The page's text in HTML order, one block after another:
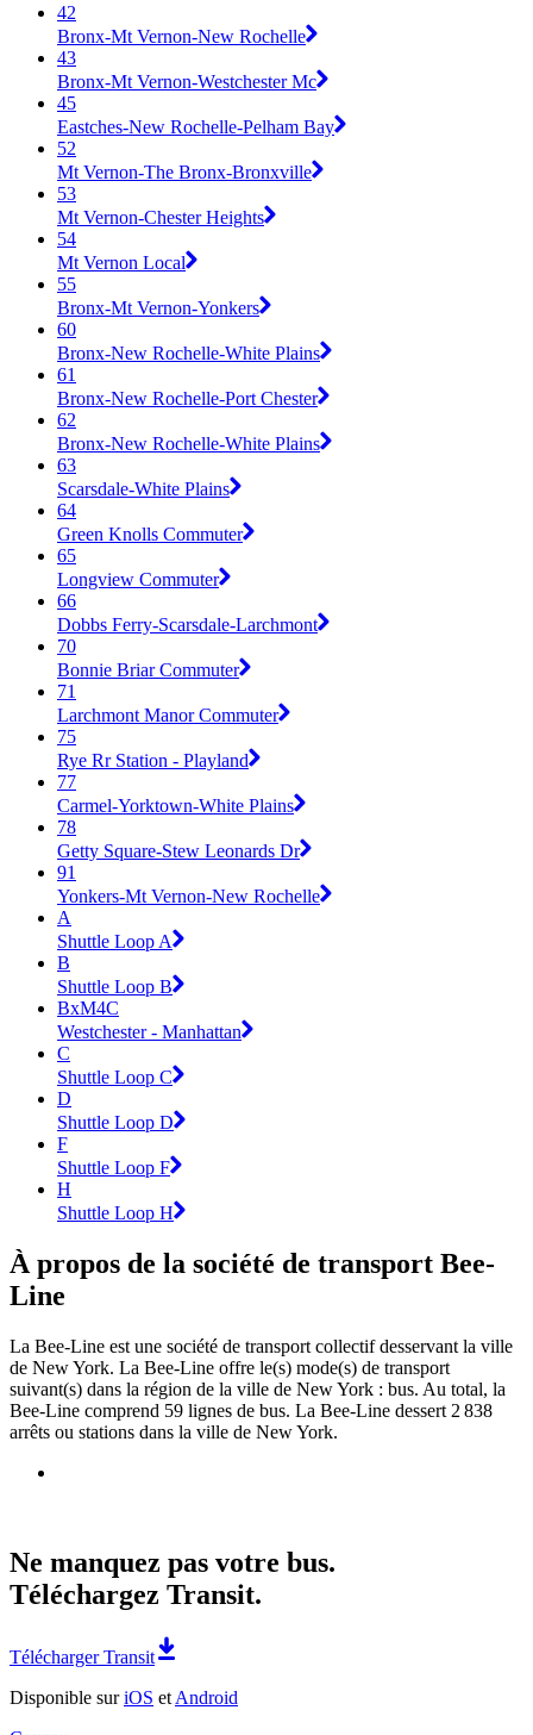
42
Bronx-Mt Vernon-New Rochelle
43
Bronx-Mt Vernon-Westchester Mc
45
Eastches-New Rochelle-Pelham Bay
52
Mt Vernon-The Bronx-Bronxville
53
Mt Vernon-Chester Heights
54
Mt Vernon Local
55
Bronx-Mt Vernon-Yonkers
60
Bronx-New Rochelle-White Plains
61
Bronx-New Rochelle-Port Chester
62
Bronx-New Rochelle-White Plains
63
Scarsdale-White Plains
64
Green Knolls Commuter
65
Longview Commuter
66
Dobbs Ferry-Scarsdale-Larchmont
70
Bonnie Briar Commuter
71
Larchmont Manor Commuter
75
Rye Rr Station - Playland
77
Carmel-Yorktown-White Plains
78
Getty Square-Stew Leonards Dr
91
Yonkers-Mt Vernon-New Rochelle
A
Shuttle Loop A
B
Shuttle Loop B
BxM4C
Westchester - Manhattan
C
Shuttle Loop C
D
Shuttle Loop D
F
Shuttle Loop F
H
Shuttle Loop H
À propos de la société de transport Bee-
Line
La Bee-Line est une société de transport collectif desservant la ville
de New York. La Bee-Line offre le(s) mode(s) de transport
suivant(s) dans la région de la ville de New York : bus. Au total, la
Bee-Line comprend 59 lignes de bus. La Bee-Line dessert 2 838
arrêts ou stations dans la ville de New York.
Ne manquez pas votre bus.
Téléchargez Transit.
Télécharger Transit
Disponible suriOS et Android